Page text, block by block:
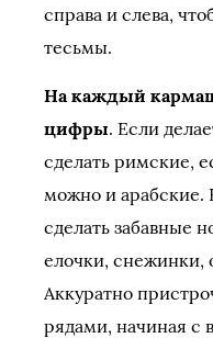
справа и слева,
тесьмы.
На каждый
цифры. Если
сделать римские,
можно и
сделать забавные
елочки, снежинки,
Аккуратно
рядами, начиная с